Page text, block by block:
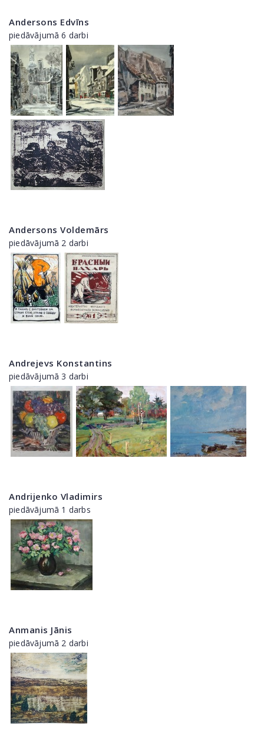
Andersons Edvīns
piedāvājumā 6 darbi
Andersons Voldemārs
piedāvājumā 2 darbi
Andrejevs Konstantins
piedāvājumā 3 darbi
Andrijenko Vladimirs
piedāvājumā 1 darbs
Anmanis Jānis
piedāvājumā 2 darbi